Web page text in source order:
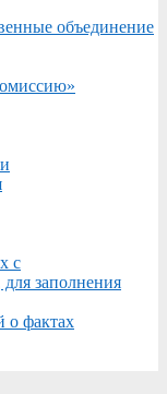
объединение
с
заполнения
о фактах